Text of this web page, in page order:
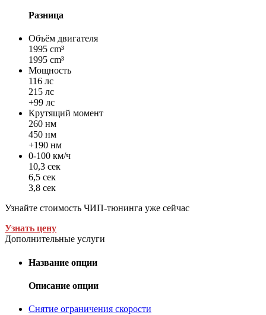
Разница
Объём двигателя
1995 cm³
1995 cm³
Мощность
116 лс
215 лс
+99 лс
Крутящий момент
260 нм
450 нм
+190 нм
0-100 км/ч
10,3 сек
6,5 сек
3,8 сек
Узнайте стоимость ЧИП-тюнинга уже сейчас
Узнать цену
Дополнительные услуги
Название опции
Описание опции
Снятие ограничения скорости